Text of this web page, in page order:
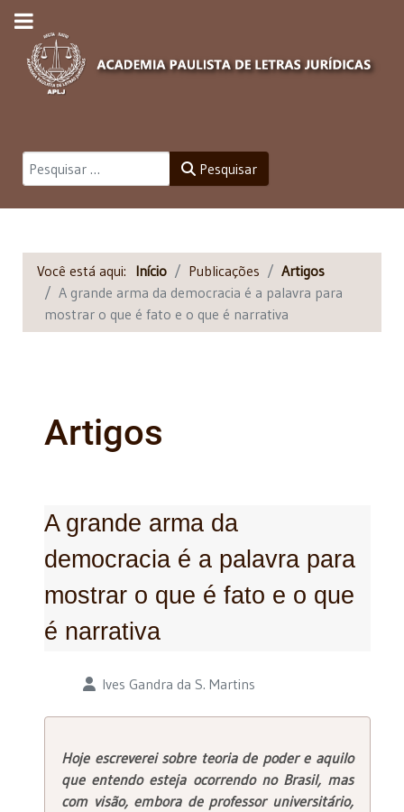
Pesquisar Pesquisar
Você está aqui: Início Publicações
Artigos
A grande arma da democracia é a palavra para
mostrar o que é fato e o que é narrativa
Artigos
A grande arma da
democracia é a palavra para
mostrar o que é fato e o que
é narrativa
Detalhes Ives Gandra da S. Martins
Hoje escreverei sobre teoria de poder e aquilo
que entendo esteja ocorrendo no Brasil, mas
com visão, embora de professor universitário,